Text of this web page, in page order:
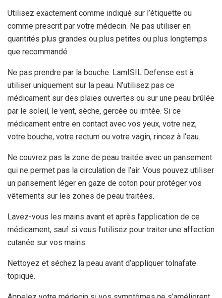
Utilisez exactement comme indiqué sur l’étiquette ou
comme prescrit par votre médecin. Ne pas utiliser en
quantités plus grandes ou plus petites ou plus longtemps
que recommandé.
Ne pas prendre par la bouche. LamISIL Defense est à
utiliser uniquement sur la peau. N’utilisez pas ce
médicament sur des plaies ouvertes ou sur une peau brûlée
par le soleil, le vent, sèche, gercée ou irritée. Si ce
médicament entre en contact avec vos yeux, votre nez,
votre bouche, votre rectum ou votre vagin, rincez à l’eau.
Ne couvrez pas la zone de peau traitée avec un pansement
qui ne permet pas la circulation de l’air. Vous pouvez utiliser
un pansement léger en gaze de coton pour protéger vos
vêtements sur les zones de peau traitées.
Lavez-vous les mains avant et après l’application de ce
médicament, sauf si vous l’utilisez pour traiter une affection
cutanée sur vos mains.
Nettoyez et séchez la peau avant d’appliquer tolnafate
topique.